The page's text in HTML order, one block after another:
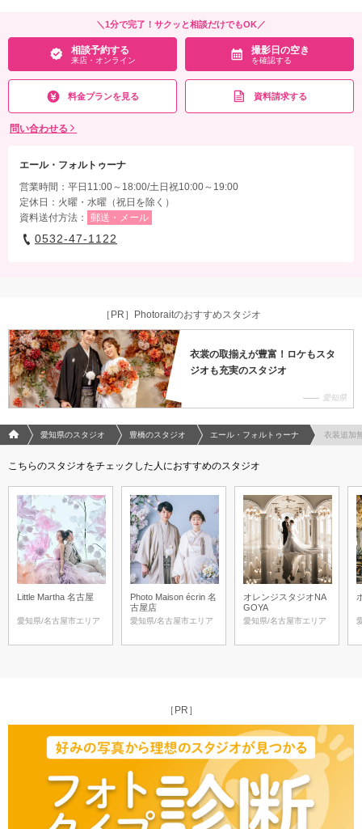
わせ何回でもOK/ご希望カット撮影/ご家族との撮影/データお渡し/ご家族やご友人の
待合スペース/専用ブライズルーム
相談予約する 撮影日の空き
＼1分で完了！サクッと相談だけでもOK／
相談予約する
来店・オンライン
撮影日の空き
を確認する
料金プランを見る 資料請求する
問い合わせる
エール・フォルトゥーナ
営業時間：平日11:00～18:00/土日祝10:00～19:00
定休日：火曜・水曜（祝日を除く）
資料送付方法：
郵送・メール
0532-47-1122
［PR］Photoraitのおすすめスタジオ
衣裳の取揃えが豊富！ロケもスタ
ジオも充実のスタジオ
愛知県
フォトウエディング/結婚写真のPhotorait ホーム
愛知県のスタジオ 豊橋のスタジオ エール・フォルトゥーナ 衣装追加
こちらのスタジオをチェックした人におすすめのスタジオ
Little Martha 名古屋
愛知県/名古屋市エリア
Photo Maison écrin 名
古屋店
愛知県/名古屋市エリア
オレンジスタジオNA
GOYA
愛知県/名古屋市エリア
［PR］